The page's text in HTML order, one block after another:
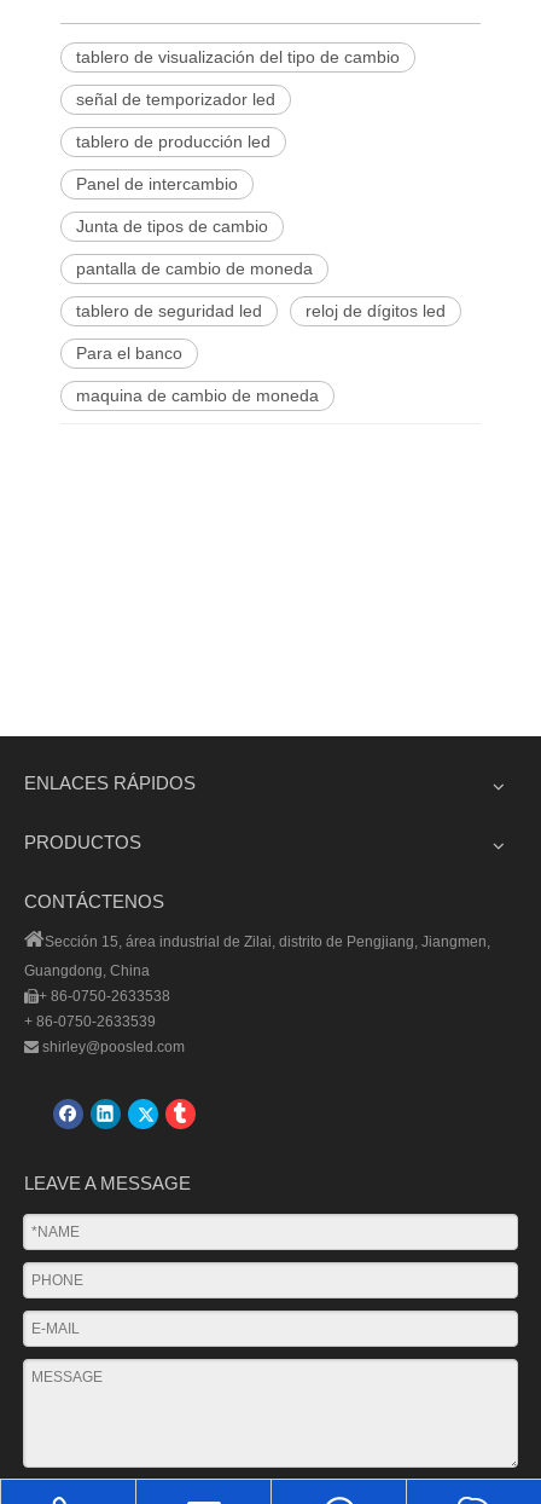
tablero de visualización del tipo de cambio
señal de temporizador led
tablero de producción led
Panel de intercambio
Junta de tipos de cambio
pantalla de cambio de moneda
tablero de seguridad led reloj de dígitos led
Para el banco
maquina de cambio de moneda
ENLACES RÁPIDOS
PRODUCTOS
CONTÁCTENOS
Sección 15, área industrial de Zilai, distrito de Pengjiang, Jiangmen,
Guangdong, China
+ 86-0750-2633538
+ 86-0750-2633539
 shirley@poosled.com
LEAVE A MESSAGE
SUBMIT